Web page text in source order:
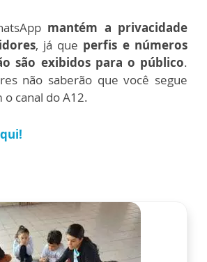
mantém a privacidade
, já que perfis e números
são exibidos para o público.
não saberão que você segue
canal do A12.